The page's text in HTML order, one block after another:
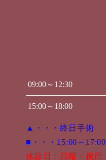
09:00～12:30
15:00～18:00
▲・・・終日手術
■・・・15:00～17:00
休診日：日曜・祝日